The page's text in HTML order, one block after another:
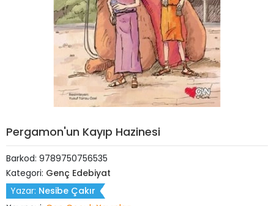
Pergamon'un Kayıp Hazinesi
Barkod: 9789750756535
Kategori: Genç Edebiyat
Yazar: Nesibe Çakır